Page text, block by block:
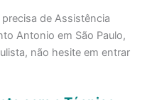
de Assistência
Antonio em São Paulo,
não hesite em entrar